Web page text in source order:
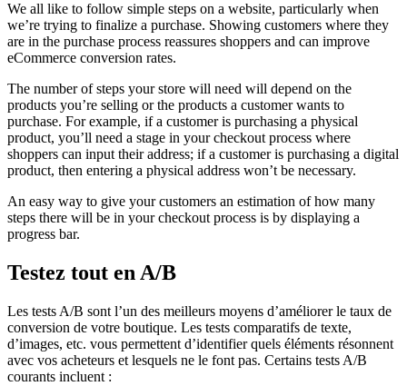
We all like to follow simple steps on a website, particularly when
we’re trying to finalize a purchase. Showing customers where they
are in the purchase process reassures shoppers and can improve
eCommerce conversion rates.
The number of steps your store will need will depend on the
products you’re selling or the products a customer wants to
purchase. For example, if a customer is purchasing a physical
product, you’ll need a stage in your checkout process where
shoppers can input their address; if a customer is purchasing a digital
product, then entering a physical address won’t be necessary.
An easy way to give your customers an estimation of how many
steps there will be in your checkout process is by displaying a
progress bar.
Testez tout en A/B
Les tests A/B sont l’un des meilleurs moyens d’améliorer le taux de
conversion de votre boutique. Les tests comparatifs de texte,
d’images, etc. vous permettent d’identifier quels éléments résonnent
avec vos acheteurs et lesquels ne le font pas. Certains tests A/B
courants incluent :